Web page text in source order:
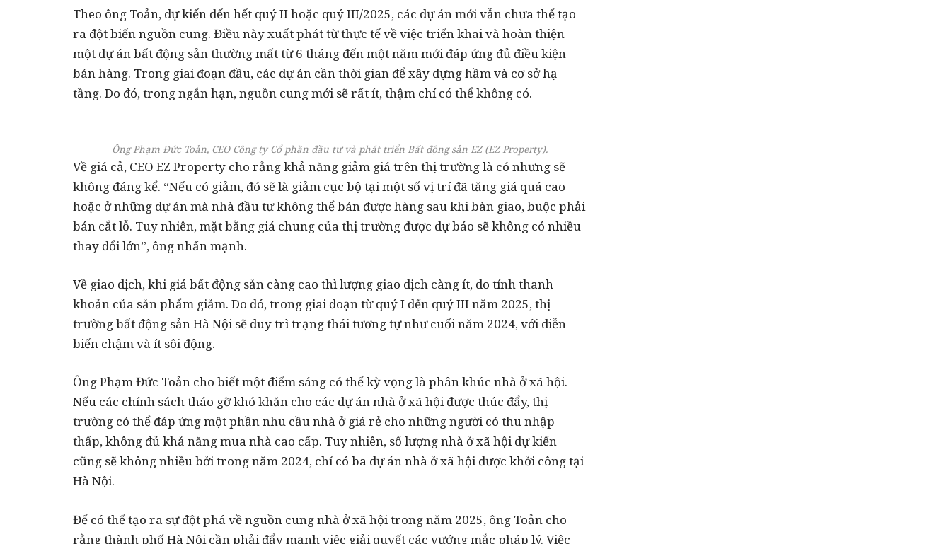
Theo ông Toản, dự kiến đến hết quý II hoặc quý III/2025, các dự án mới vẫn chưa thể tạo
ra đột biến nguồn cung. Điều này xuất phát từ thực tế về việc triển khai và hoàn thiện
một dự án bất động sản thường mất từ 6 tháng đến một năm mới đáp ứng đủ điều kiện
bán hàng. Trong giai đoạn đầu, các dự án cần thời gian để xây dựng hầm và cơ sở hạ
tầng. Do đó, trong ngắn hạn, nguồn cung mới sẽ rất ít, thậm chí có thể không có.
Ông Phạm Đức Toản, CEO Công ty Cổ phần đầu tư và phát triển Bất động sản EZ (EZ Property).
Về giá cả, CEO EZ Property cho rằng khả năng giảm giá trên thị trường là có nhưng sẽ
không đáng kể. “Nếu có giảm, đó sẽ là giảm cục bộ tại một số vị trí đã tăng giá quá cao
hoặc ở những dự án mà nhà đầu tư không thể bán được hàng sau khi bàn giao, buộc phải
bán cắt lỗ. Tuy nhiên, mặt bằng giá chung của thị trường được dự báo sẽ không có nhiều
thay đổi lớn”, ông nhấn mạnh.
Về giao dịch, khi giá bất động sản càng cao thì lượng giao dịch càng ít, do tính thanh
khoản của sản phẩm giảm. Do đó, trong giai đoạn từ quý I đến quý III năm 2025, thị
trường bất động sản Hà Nội sẽ duy trì trạng thái tương tự như cuối năm 2024, với diễn
biến chậm và ít sôi động.
Ông Phạm Đức Toản cho biết một điểm sáng có thể kỳ vọng là phân khúc nhà ở xã hội.
Nếu các chính sách tháo gỡ khó khăn cho các dự án nhà ở xã hội được thúc đẩy, thị
trường có thể đáp ứng một phần nhu cầu nhà ở giá rẻ cho những người có thu nhập
thấp, không đủ khả năng mua nhà cao cấp. Tuy nhiên, số lượng nhà ở xã hội dự kiến
cũng sẽ không nhiều bởi trong năm 2024, chỉ có ba dự án nhà ở xã hội được khởi công tại
Hà Nội.
Để có thể tạo ra sự đột phá về nguồn cung nhà ở xã hội trong năm 2025, ông Toản cho
rằng thành phố Hà Nội cần phải đẩy mạnh việc giải quyết các vướng mắc pháp lý. Việc